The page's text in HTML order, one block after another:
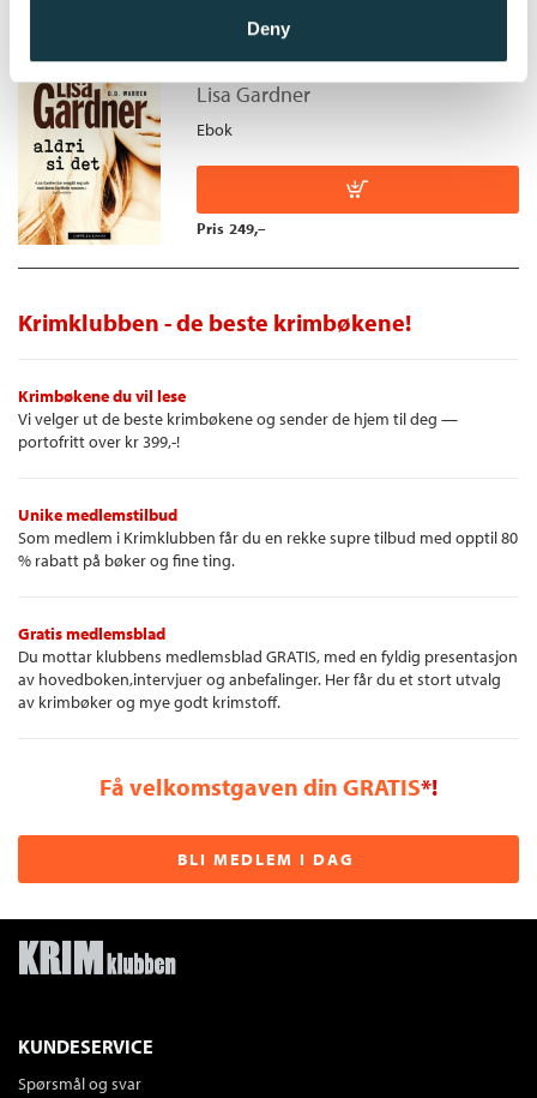
Deny
Aldri si det
Lisa Gardner
Ebok
Pris 249,–
Krimklubben - de beste krimbøkene!
Krimbøkene du vil lese
Vi velger ut de beste krimbøkene og sender de hjem til deg —
portofritt over kr 399,-!
Unike medlemstilbud
Som medlem i Krimklubben får du en rekke supre tilbud med opptil 80
% rabatt på bøker og fine ting.
Gratis medlemsblad
Du mottar klubbens medlemsblad GRATIS, med en fyldig presentasjon
av hovedboken,intervjuer og anbefalinger. Her får du et stort utvalg
av krimbøker og mye godt krimstoff.
Få velkomstgaven din GRATIS*!
BLI MEDLEM I DAG
KUNDESERVICE
Spørsmål og svar